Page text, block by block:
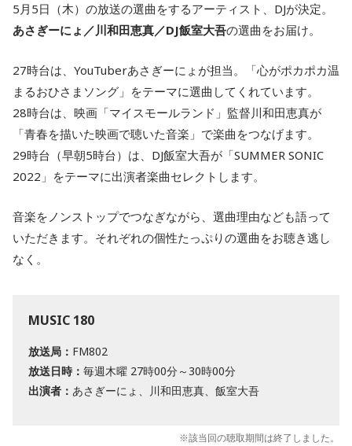
5月5日（木）の放送の選曲をするアーティスト、DJが決定。
あさぎーにょ／川和田恵真／DJ飯室大吾の選曲をお届け。
27時台は、YouTuberあさぎーにょが担当。「心がポカポカ温
まるおひさまソング」をテーマに選曲してくれています。
28時台は、映画「マイスモールランド」監督川和田恵真が
「青春を描いた映画で聴いた音楽」で楽曲をつなげます。
29時台（早朝5時台）は、DJ飯室大吾が「SUMMER SONIC
2022」をテーマに出演者楽曲セレクトします。
音楽をノンストップでつなぎながら、選曲理由なども語って
いただきます。それぞれの個性たっぷりの選曲をお聴き逃し
なく。
MUSIC 180
放送局： FM802
放送日時： 毎週木曜 27時00分～30時00分
出演者： あさぎーにょ、川和田恵真、飯室大吾
※該当回の聴取期間は終了しました。